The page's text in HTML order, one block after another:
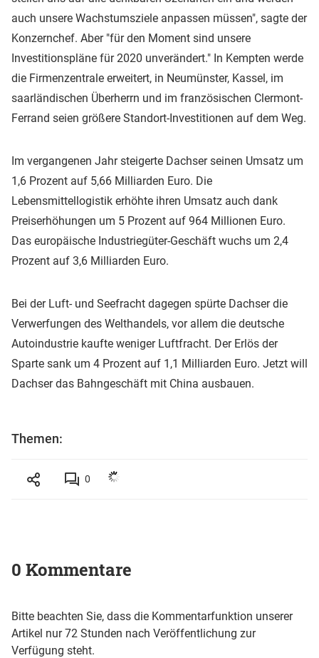
auch unsere Wachstumsziele anpassen müssen", sagte der
Konzernchef. Aber "für den Moment sind unsere
Investitionspläne für 2020 unverändert." In Kempten werde
die Firmenzentrale erweitert, in Neumünster, Kassel, im
saarländischen Überherrn und im französischen Clermont-
Ferrand seien größere Standort-Investitionen auf dem Weg.
Im vergangenen Jahr steigerte Dachser seinen Umsatz um
1,6 Prozent auf 5,66 Milliarden Euro. Die
Lebensmittellogistik erhöhte ihren Umsatz auch dank
Preiserhöhungen um 5 Prozent auf 964 Millionen Euro.
Das europäische Industriegüter-Geschäft wuchs um 2,4
Prozent auf 3,6 Milliarden Euro.
Bei der Luft- und Seefracht dagegen spürte Dachser die
Verwerfungen des Welthandels, vor allem die deutsche
Autoindustrie kaufte weniger Luftfracht. Der Erlös der
Sparte sank um 4 Prozent auf 1,1 Milliarden Euro. Jetzt will
Dachser das Bahngeschäft mit China ausbauen.
Themen:
0
0 Kommentare
Bitte beachten Sie, dass die Kommentarfunktion unserer
Artikel nur 72 Stunden nach Veröffentlichung zur
Verfügung steht.